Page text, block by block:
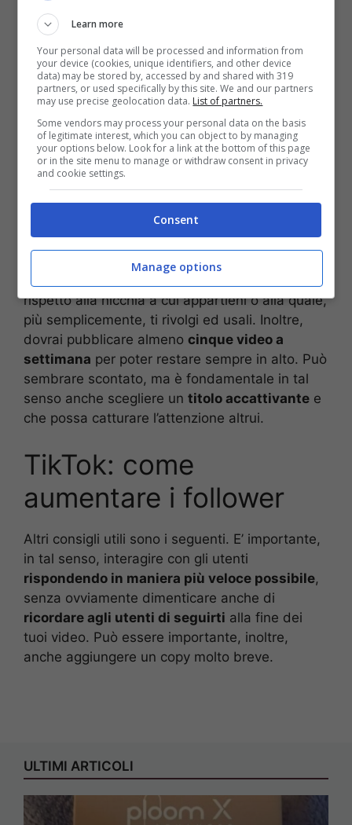
chiusura di TikTok in Europa
di recente, il numero degli utenti di questo
enorme social network è impressionante. Ma
come posso arrivare ad una fetta di questi
utenti considerevole efarmi conoscere da più
personepossibili grazie a quello che so o che
mi piace fare? La prima cosa da sottolineare è
che, rispetto all’altro gigante dei social, vale a
dire Instagram, suTikTokè più facile
aumentare i propri seguaci. Ed in tal senso c’è
una guida che può aiutarti.
Alcuni consigli, in tal senso, possono tornarti
utili. La prima cosa da fare è quella di cercare
quelli che sono i
rispetto alla nicchia a cui appartieni o alla quale,
più semplicemente, ti rivolgi ed usali. Inoltre,
dovrai pubblicare almeno cinque video a
settimana per poter restare sempre in alto. Può
sembrare scontato, ma è fondamentale in tal
senso anche scegliere un titolo accattivante e
che possa catturare l’attenzione altrui.
TikTok: come
aumentare i follower
Altri consigli utili sono i seguenti. E’ importante,
in tal senso, interagire con gli utenti
rispondendo in maniera più veloce possibile,
senza ovviamente dimenticare anche di
ricordare agli utenti di seguirti alla fine dei
tuoi video. Può essere importante, inoltre,
anche aggiungere un copy molto breve.
ULTIMI ARTICOLI
Learn more
Your personal data will be processed and information from
your device (cookies, unique identifiers, and other device
data) may be stored by, accessed by and shared with 319
partners, or used specifically by this site. We and our partners
may use precise geolocation data. List of partners.
Some vendors may process your personal data on the basis
of legitimate interest, which you can object to by managing
your options below. Look for a link at the bottom of this page
or in the site menu to manage or withdraw consent in privacy
and cookie settings.
Consent
Manage options